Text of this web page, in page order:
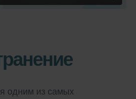
одним из самых